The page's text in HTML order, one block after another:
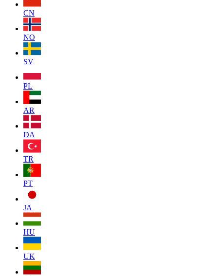
CN
NO
SV
PL
AR
DA
TR
PT
JA
HU
UK